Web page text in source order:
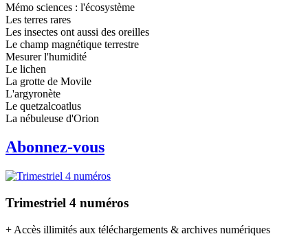
Mémo sciences : l'écosystème
Les terres rares
Les insectes ont aussi des oreilles
Le champ magnétique terrestre
Mesurer l'humidité
Le lichen
La grotte de Movile
L'argyronète
Le quetzalcoatlus
La nébuleuse d'Orion
Abonnez-vous
Trimestriel 4 numéros
+ Accès illimités aux téléchargements & archives numériques